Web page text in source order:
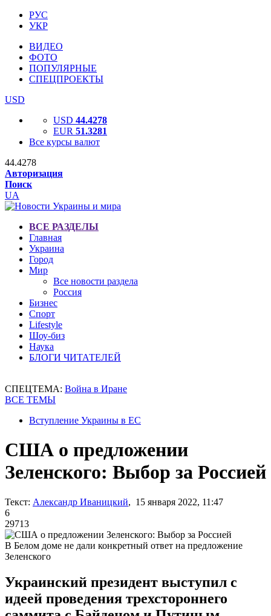
РУС
УКР
ВИДЕО
ФОТО
ПОПУЛЯРНЫЕ
СПЕЦПРОЕКТЫ
USD
USD 44.4278
EUR 51.3281
Все курсы валют
44.4278
Авторизация
Поиск
UA
ВСЕ РАЗДЕЛЫ
Главная
Украина
Город
Мир
Все новости раздела
Россия
Бизнес
Спорт
Lifestyle
Шоу-биз
Наука
БЛОГИ ЧИТАТЕЛЕЙ
СПЕЦТЕМА: Война в Иране
ВСЕ ТЕМЫ
Вступление Украины в ЕС
США о предложении
Зеленского: Выбор за Россией
Текст: Александр Иваницкий, 15 января 2022, 11:47
6
29713
В Белом доме не дали конкретный ответ на предложение
Зеленского
Украинский президент выступил с
идеей проведения трехстороннего